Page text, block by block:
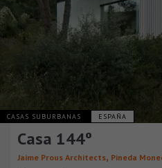
CASAS SUBURBANAS ESPAÑA
Casa 144º
Jaime Prous Architects, Pineda